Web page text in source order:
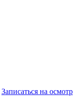
Записаться на осмотр